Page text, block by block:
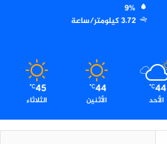
9%
3.72 كيلومتر/ساعة
44
℃
الأحد
44
℃
الأثنين
45
℃
الثلاثاء